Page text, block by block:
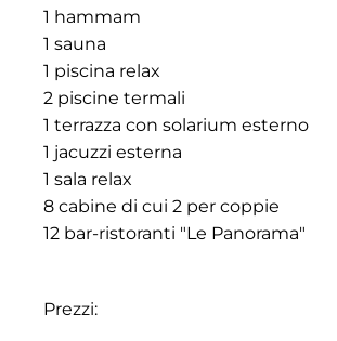
1 hammam
1 sauna
1 piscina relax
2 piscine termali
1 terrazza con solarium esterno
1 jacuzzi esterna
1 sala relax
8 cabine di cui 2 per coppie
12 bar-ristoranti "Le Panorama"
Prezzi: